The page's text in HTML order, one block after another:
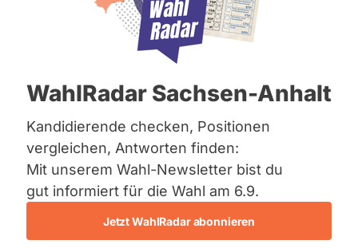
Bremen
Hamburg
Mecklenburg-Vorpommern
Nordrhein-Westfalen
Saarland
Sachsen
Sachsen-Anhalt
Sachsen-Anhalt
Schleswig-Holstein
Thüringen
Archiv
WahlRadar Sachsen-Anhalt
Kandidierende checken, Positionen
vergleichen, Antworten finden:
Mit unserem Wahl-Newsletter bist du
gut informiert für die Wahl am 6.9.
Jetzt WahlRadar abonnieren
Reiter
Irina Pierenz
AfD
Diese Politikerin hat kein aktuelles und kein zukünftiges
Mandat und keine Direktandidatur auf Landes-, Bundes-
oder EU-Ebene. Mögliche Kandidaturen über eine
Wahlliste werden bei uns nicht erfasst.